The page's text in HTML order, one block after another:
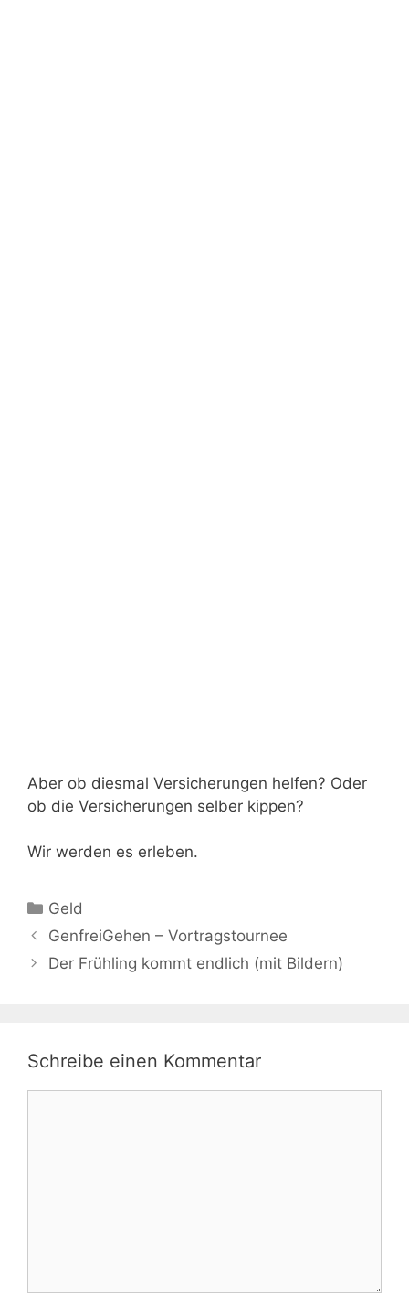
Aber ob diesmal Versicherungen helfen? Oder
ob die Versicherungen selber kippen?
Wir werden es erleben.
Kategorien
Geld
GenfreiGehen – Vortragstournee
Der Frühling kommt endlich (mit Bildern)
Schreibe einen Kommentar